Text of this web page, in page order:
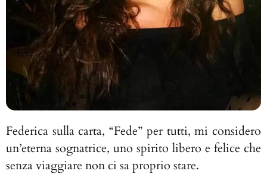
Federica sulla carta, “Fede” per tutti, mi considero
un’eterna sognatrice, uno spirito libero e felice che
senza viaggiare non ci sa proprio stare.